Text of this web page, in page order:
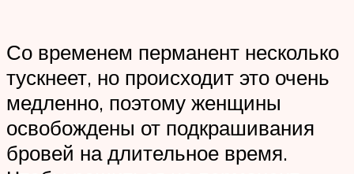
Со временем перманент несколько
тускнеет, но происходит это очень
медленно, поэтому женщины
освобождены от подкрашивания
бровей на длительное время.